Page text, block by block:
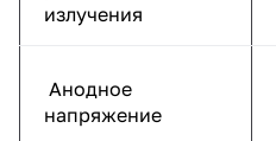
излучения
Анодное
напряжение